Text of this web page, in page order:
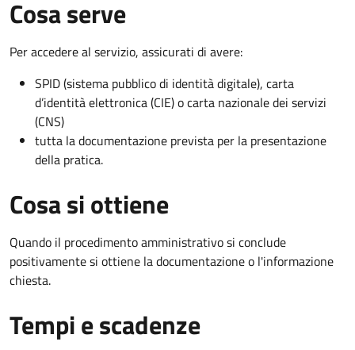
Cosa serve
Per accedere al servizio, assicurati di avere:
SPID (sistema pubblico di identità digitale), carta
d’identità elettronica (CIE) o carta nazionale dei servizi
(CNS)
tutta la documentazione prevista per la presentazione
della pratica.
Cosa si ottiene
Quando il procedimento amministrativo si conclude
positivamente si ottiene la documentazione o l'informazione
chiesta.
Tempi e scadenze